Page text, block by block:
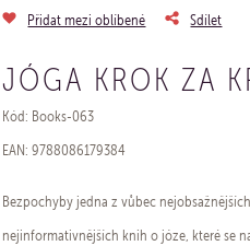
Přidat mezi oblíbené Sdílet
JÓGA KROK ZA
Kód: Books-063
EAN: 9788086179384
Bezpochyby jedna z vůbec
nejinformativnějších knih o józe, které se